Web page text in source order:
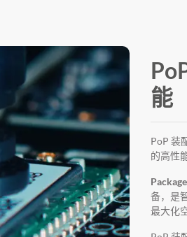
能
PoP 装
的高性
备，是
最大化